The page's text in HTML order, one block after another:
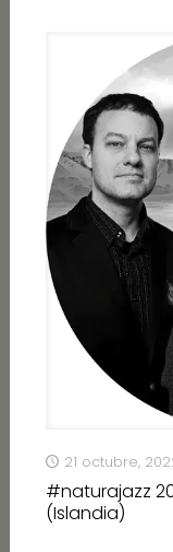
21 octubre,
#naturajazz
(Islandia)